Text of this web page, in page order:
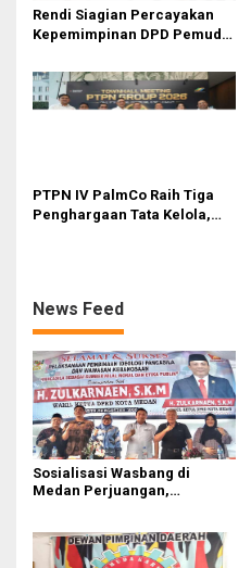
Rendi Siagian Percayakan
Kepemimpinan DPD Pemuda
kepada Josef Sembiring
PTPN IV PalmCo Raih Tiga
Penghargaan Tata Kelola,
News Feed
Sosialisasi Wasbang di
Medan Perjuangan,
Anak